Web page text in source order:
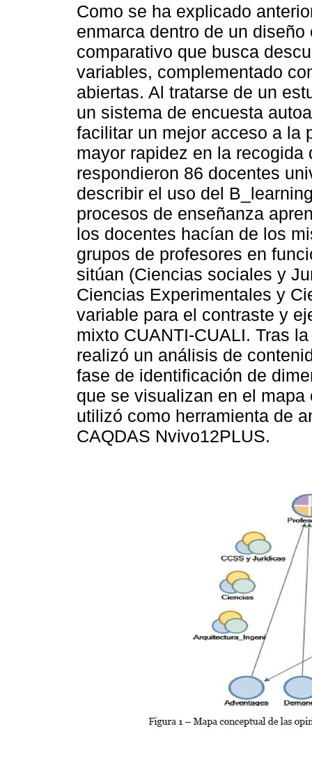
Como se ha explicado
enmarca dentro de un
comparativo que busca
variables, complementado
abiertas. Al tratarse de un
un sistema de encuesta
facilitar un mejor acceso a la
mayor rapidez en la
respondieron 86 docentes
describir el uso del
procesos de enseñanza
los docentes hacían de los
grupos de profesores en
sitúan (Ciencias sociales y
Ciencias Experimentales y
variable para el contraste y
mixto CUANTI-CUALI. Tras
realizó un análisis de
fase de identificación de
que se visualizan en el
utilizó como herramienta de
CAQDAS Nvivo12PLUS.